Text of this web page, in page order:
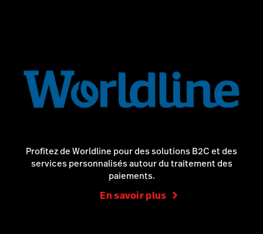
Profitez de Worldline pour des solutions B2C et des
services personnalisés autour du traitement des
paiements.
En savoir plus